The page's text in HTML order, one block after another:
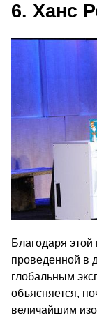
6. Ханс
Благодаря этой
проведенной в
глобальным
объясняется,
величайшим